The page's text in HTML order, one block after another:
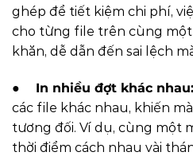
ghép để tiết kiệm chi phí,
cho từng file trên cùng
khăn, dễ dẫn đến sai lệch
● In nhiều đợt khác nhau:
các file khác nhau, khiến
tương đối. Ví dụ, cùng một
thời điểm cách nhau vài